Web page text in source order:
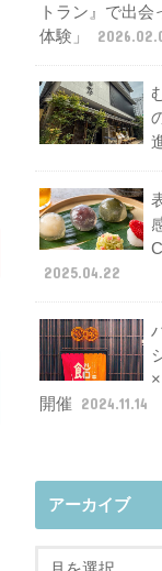
トラン』で出
体験」
2025.04.22
開催
2024.11.14
アーカイブ